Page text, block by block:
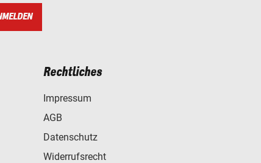
Rechtliches
Impressum
AGB
Datenschutz
Widerrufsrecht